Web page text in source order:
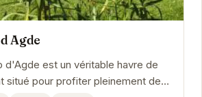
Agde
d'Agde est un véritable havre de
situé pour profiter pleinement des